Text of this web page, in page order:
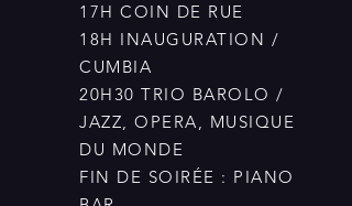
17H COIN DE RUE
18H INAUGURATION /
CUMBIA
20H30 TRIO BAROLO /
JAZZ, OPERA, MUSIQUE
DU MONDE
FIN DE SOIRÉE : PIANO